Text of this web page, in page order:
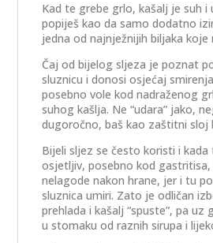
Kad te grebe grlo, kašalj je suh i
popiješ kao da samo dodatno
jedna od najnježnijih biljaka koje
Čaj od bijelog sljeza je poznat
sluznicu i donosi osjećaj
posebno vole kod nadraženog
suhog kašlja. Ne “udara” jako,
dugoročno, baš kao zaštitni sloj
Bijeli sljez se često koristi i kada
osjetljiv, posebno kod gastritisa,
nelagode nakon hrane, jer i tu
sluznica umiri. Zato je odličan
prehlada i kašalj “spuste”, pa uz
u stomaku od raznih sirupa i